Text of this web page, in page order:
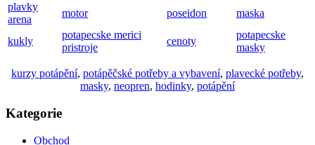
plavky
arena
motor poseidon maska
kukly
potapecske merici
pristroje
cenoty
potapecske
masky
kurzy potápění, potápěčské potřeby a vybavení, plavecké potřeby,
masky, neopren, hodinky, potápění
Kategorie
Obchod